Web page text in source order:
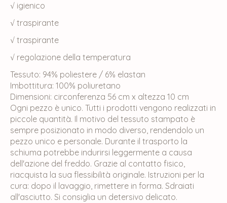
√ igienico
√ traspirante
√ traspirante
√ regolazione della temperatura
Tessuto: 94% poliestere / 6% elastan
Imbottitura: 100% poliuretano
Dimensioni: circonferenza 56 cm x altezza 10 cm
Ogni pezzo è unico. Tutti i prodotti vengono realizzati in
piccole quantità. Il motivo del tessuto stampato è
sempre posizionato in modo diverso, rendendolo un
pezzo unico e personale. Durante il trasporto la
schiuma potrebbe indurirsi leggermente a causa
dell'azione del freddo. Grazie al contatto fisico,
riacquista la sua flessibilità originale. Istruzioni per la
cura: dopo il lavaggio, rimettere in forma. Sdraiati
all'asciutto. Si consiglia un detersivo delicato.